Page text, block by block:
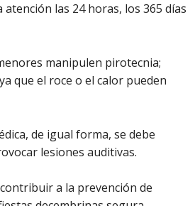
las 24 horas, los 365 días
manipulen pirotecnia;
que el roce o el calor pueden
de igual forma, se debe
lesiones auditivas.
a la prevención de